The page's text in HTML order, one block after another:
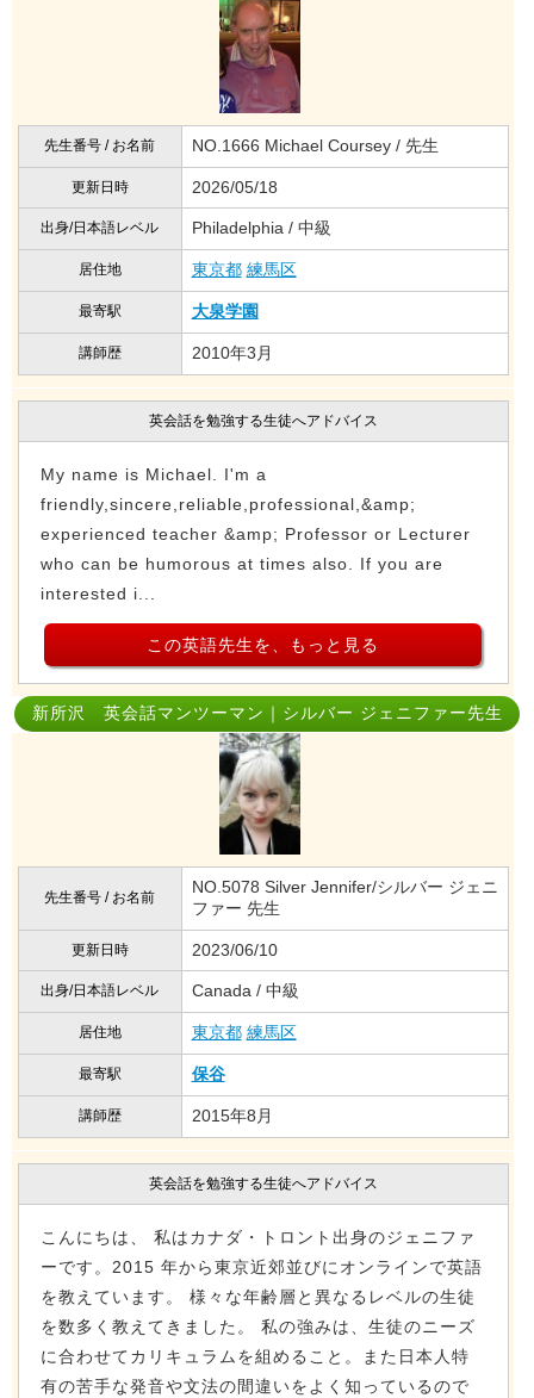
先生番号 / お名前 NO.1666 Michael Coursey / 先生
更新日時 2026/05/18
出身/日本語レベル Philadelphia / 中級
居住地 東京都 練馬区
最寄駅 大泉学園
講師歴 2010年3月
英会話を勉強する生徒へアドバイス
My name is Michael. I'm a
friendly,sincere,reliable,professional,&amp;
experienced teacher &amp; Professor or Lecturer
who can be humorous at times also. If you are
interested i...
この英語先生を、もっと見る
新所沢 英会話マンツーマン｜シルバー ジェニファー先生
先生番号 / お名前
NO.5078 Silver Jennifer/シルバー ジェニ
ファー 先生
更新日時 2023/06/10
出身/日本語レベル Canada / 中級
居住地 東京都 練馬区
最寄駅 保谷
講師歴 2015年8月
英会話を勉強する生徒へアドバイス
こんにちは、 私はカナダ・トロント出身のジェニファ
ーです。2015 年から東京近郊並びにオンラインで英語
を教えています。 様々な年齢層と異なるレベルの生徒
を数多く教えてきました。 私の強みは、生徒のニーズ
に合わせてカリキュラムを組めること。また日本人特
有の苦手な発音や文法の間違いをよく知っているので